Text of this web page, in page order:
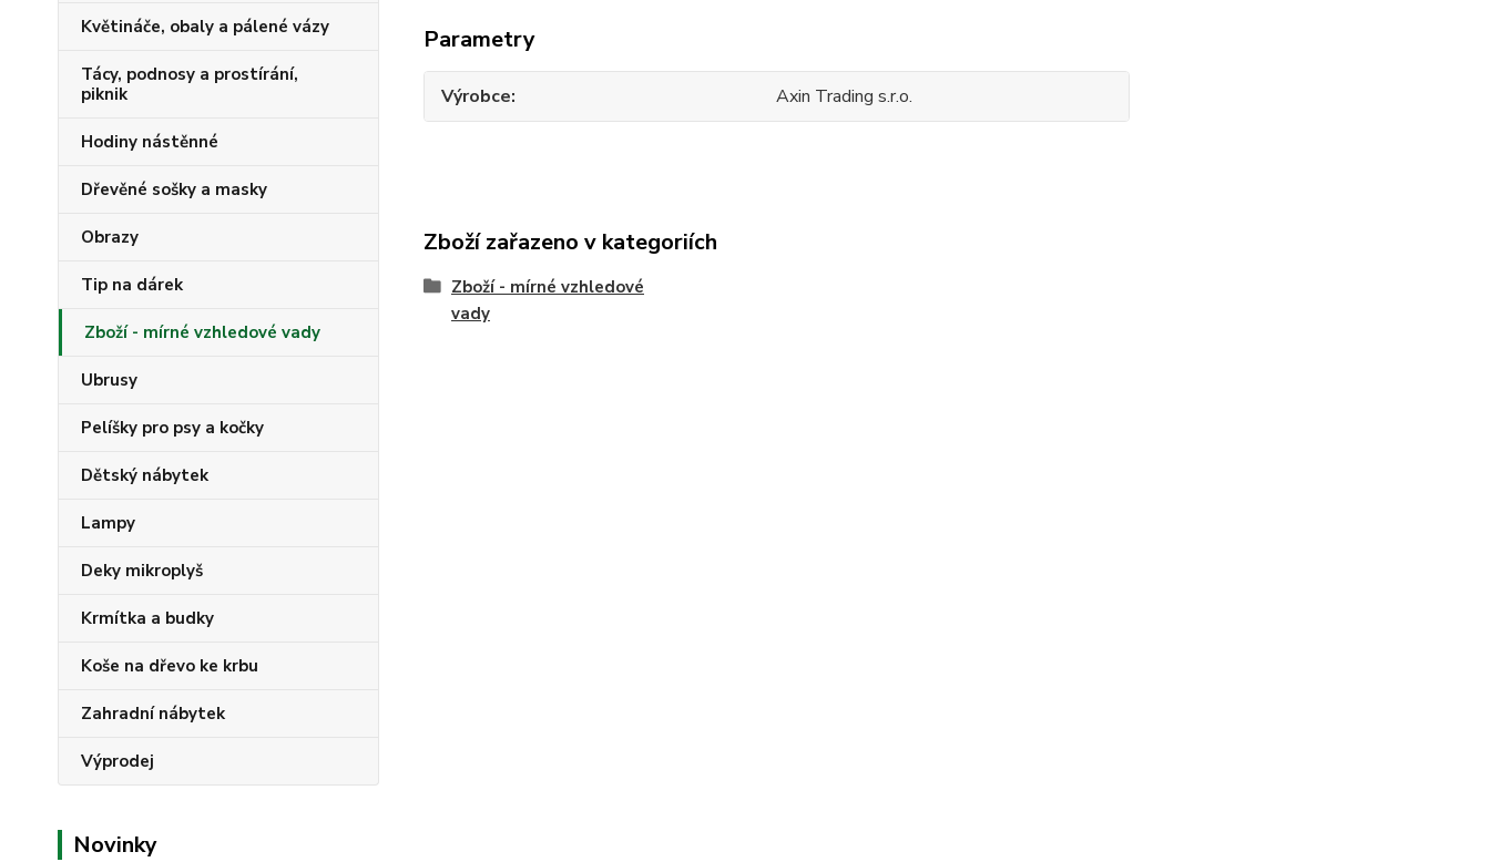
Květináče, obaly a pálené vázy
Tácy, podnosy a prostírání,
piknik
Hodiny nástěnné
Dřevěné sošky a masky
Obrazy
Tip na dárek
Zboží - mírné vzhledové vady
Ubrusy
Pelíšky pro psy a kočky
Dětský nábytek
Lampy
Deky mikroplyš
Krmítka a budky
Koše na dřevo ke krbu
Zahradní nábytek
Výprodej
Novinky
Parametry
Výrobce Axin Trading s.r.o.
Zboží zařazeno v kategoriích
Zboží - mírné vzhledové
vady